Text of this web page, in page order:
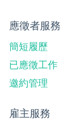
應徵者服務
簡短履歷
已應徵工作
邀約管理
雇主服務